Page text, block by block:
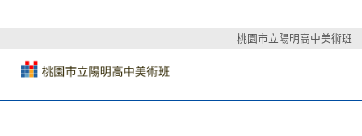
桃園市立陽明高中美術班